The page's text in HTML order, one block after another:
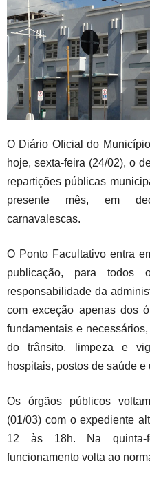
O Diário Oficial do
hoje, sexta-feira (24/02), o
repartições públicas
presente mês, em
carnavalescas.
O Ponto Facultativo entra
publicação, para todos
responsabilidade da
com exceção apenas dos
fundamentais e
do trânsito, limpeza e
hospitais, postos de saúde e
Os órgãos públicos
(01/03) com o expediente
12 às 18h. Na quinta-
funcionamento volta ao